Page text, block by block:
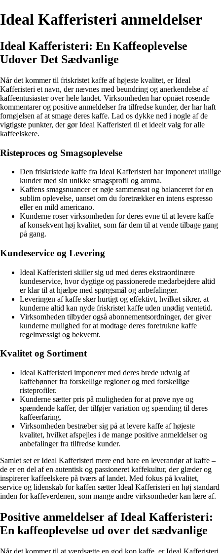
Ideal Kafferisteri anmeldelser
Ideal Kafferisteri: En Kaffeoplevelse
Udover Det Sædvanlige
Når det kommer til friskristet kaffe af højeste kvalitet, er Ideal
Kafferisteri et navn, der nævnes med beundring og anerkendelse af
kaffeentusiaster over hele landet. Virksomheden har opnået rosende
kommentarer og positive anmeldelser fra tilfredse kunder, der har haft
fornøjelsen af at smage deres kaffe. Lad os dykke ned i nogle af de
vigtigste punkter, der gør Ideal Kafferisteri til et ideelt valg for alle
kaffeelskere.
Risteproces og Smagsoplevelse
Den friskristede kaffe fra Ideal Kafferisteri har imponeret utallige
kunder med sin unikke smagsprofil og aroma.
Kaffens smagsnuancer er nøje sammensat og balanceret for en
sublim oplevelse, uanset om du foretrækker en intens espresso
eller en mild americano.
Kunderne roser virksomheden for deres evne til at levere kaffe
af konsekvent høj kvalitet, som får dem til at vende tilbage gang
på gang.
Kundeservice og Levering
Ideal Kafferisteri skiller sig ud med deres ekstraordinære
kundeservice, hvor dygtige og passionerede medarbejdere altid
er klar til at hjælpe med spørgsmål og anbefalinger.
Leveringen af kaffe sker hurtigt og effektivt, hvilket sikrer, at
kunderne altid kan nyde friskristet kaffe uden unødig ventetid.
Virksomheden tilbyder også abonnementsordninger, der giver
kunderne mulighed for at modtage deres foretrukne kaffe
regelmæssigt og bekvemt.
Kvalitet og Sortiment
Ideal Kafferisteri imponerer med deres brede udvalg af
kaffebønner fra forskellige regioner og med forskellige
risteprofiler.
Kunderne sætter pris på muligheden for at prøve nye og
spændende kaffer, der tilføjer variation og spænding til deres
kaffeerfaring.
Virksomheden bestræber sig på at levere kaffe af højeste
kvalitet, hvilket afspejles i de mange positive anmeldelser og
anbefalinger fra tilfredse kunder.
Samlet set er Ideal Kafferisteri mere end bare en leverandør af kaffe –
de er en del af en autentisk og passioneret kaffekultur, der glæder og
inspirerer kaffeelskere på tværs af landet. Med fokus på kvalitet,
service og lidenskab for kaffen sætter Ideal Kafferisteri en høj standard
inden for kaffeverdenen, som mange andre virksomheder kan lære af.
Positive anmeldelser af Ideal Kafferisteri:
En kaffeoplevelse ud over det sædvanlige
Når det kommer til at værdsætte en god kop kaffe, er Ideal Kafferisteri